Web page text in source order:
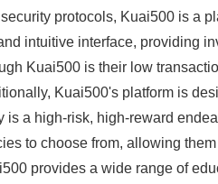
protocols, Kuai500 is a
intuitive interface, providing
Kuai500 is their low
Kuai500's platform is
a high-risk, high-reward
to choose from, allowing
provides a wide range of